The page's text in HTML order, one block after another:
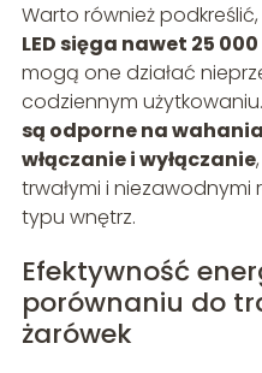
Warto również podkreślić,
LED sięga nawet 25
mogą one działać
codziennym
są odporne na
włączanie i wyłączanie
trwałymi i
typu wnętrz.
Efektywność
porównaniu do
żarówek